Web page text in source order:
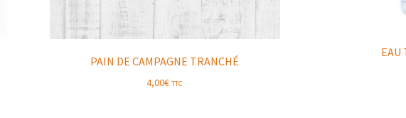
PAIN DE CAMPAGNE TRANCHÉ
4,00€ TTC
EAU